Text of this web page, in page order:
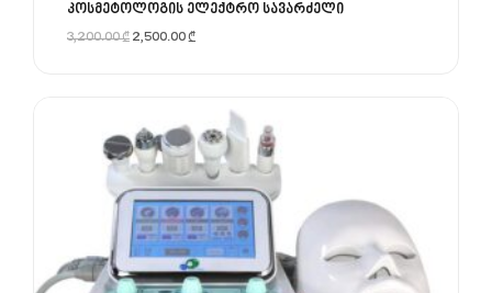
კოსმეტოლოგის ელექტრო სავარძელი
3,200.00₾ 2,500.00₾